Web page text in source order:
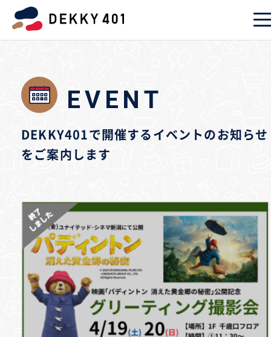
EVENT
DEKKY401で開催するイベントのお知らせ
をご案内します